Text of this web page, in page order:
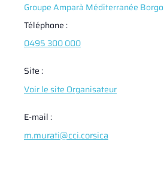
Groupe Amparà Méditerranée Borgo
Téléphone :
0495 300 000
Site :
Voir le site Organisateur
E-mail :
m.murati@cci.corsica